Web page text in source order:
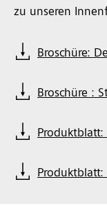
zu unseren
Broschüre:
Broschüre :
Produktblatt:
Produktblatt: